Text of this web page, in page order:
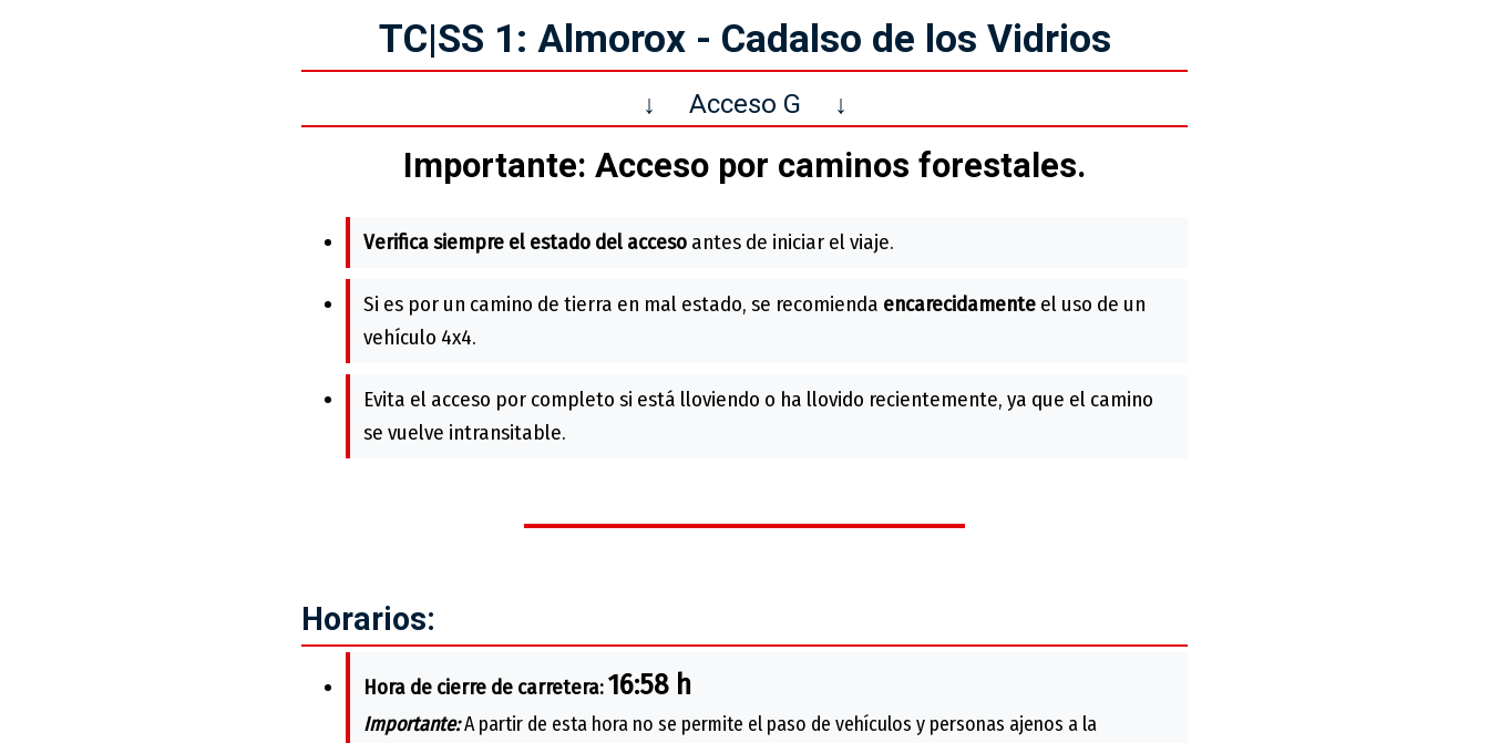
TC|SS 1: Almorox - Cadalso de los Vidrios
↓ Acceso G ↓
Importante: Acceso por caminos forestales.
Verifica siempre el estado del acceso antes de iniciar el viaje.
Si es por un camino de tierra en mal estado, se recomienda encarecidamente el uso de un
vehículo 4x4.
Evita el acceso por completo si está lloviendo o ha llovido recientemente, ya que el camino
se vuelve intransitable.
Horarios:
Hora de cierre de carretera:16:58 h
Importante:A partir de esta hora no se permite el paso de vehículos y personas ajenos a la